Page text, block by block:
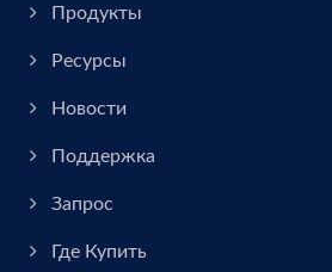
Продукты
Ресурсы
Новости
Поддержка
Запрос
Где Купить